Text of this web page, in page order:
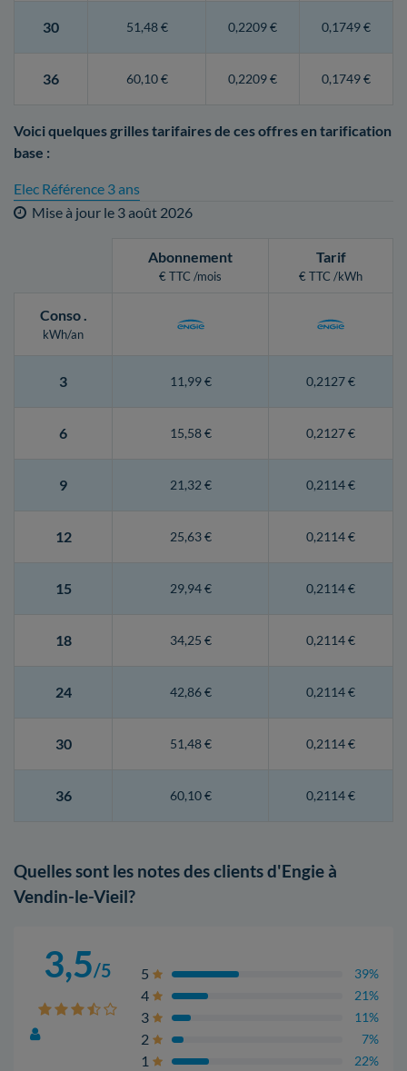
30 51,48 € 0,2209 € 0,1749 €
36 60,10 € 0,2209 € 0,1749 €
Voici quelques grilles tarifaires de ces offres en tarification
base :
Elec Référence 3 ans
Mise à jour le 3 août 2026
Abonnement
€ TTC /mois
Tarif
€ TTC /kWh
Conso.
kWh/an
3 11,99 € 0,2127 €
6 15,58 € 0,2127 €
9 21,32 € 0,2114 €
12 25,63 € 0,2114 €
15 29,94 € 0,2114 €
18 34,25 € 0,2114 €
24 42,86 € 0,2114 €
30 51,48 € 0,2114 €
36 60,10 € 0,2114 €
Quelles sont les notes des clients d'Engie à
Vendin-le-Vieil?
3,5/5 5 39%
4 21%
3 11%
2 7%
1 22%